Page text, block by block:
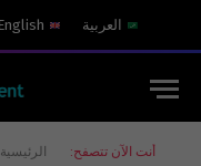
العربية
أنت الآن تتصفح: الرئيسية